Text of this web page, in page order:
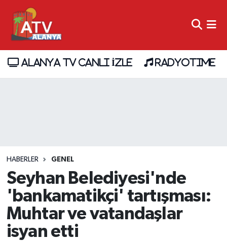
ALANYA TV CANLI İZLE RADYOTIME
HABERLER GENEL
Seyhan Belediyesi'nde
'bankamatikçi' tartışması:
Muhtar ve vatandaşlar
isyan etti